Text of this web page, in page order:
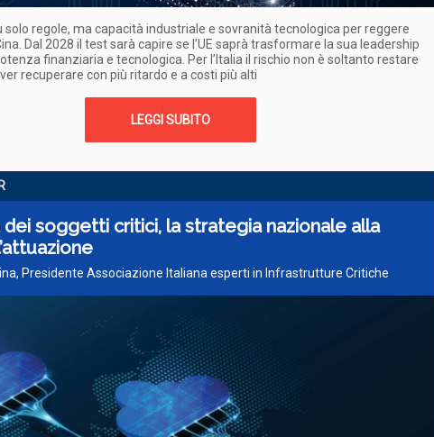
solo regole, ma capacità industriale e sovranità tecnologica per reggere
Dal 2028 il test sarà capire se l’UE saprà trasformare la sua leadership
finanziaria e tecnologica. Per l’Italia il rischio non è soltanto restare
recuperare con più ritardo e a costi più alti
LEGGI SUBITO
dei soggetti critici, la strategia nazionale alla
Presidente Associazione Italiana esperti in Infrastrutture Critiche